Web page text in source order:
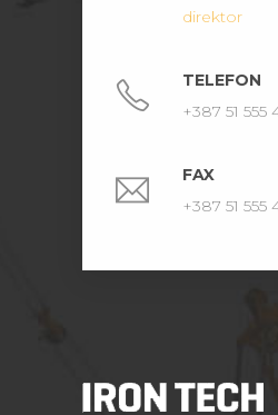
direktor
TELEFON
+387 51 555
FAX
+387 51 555